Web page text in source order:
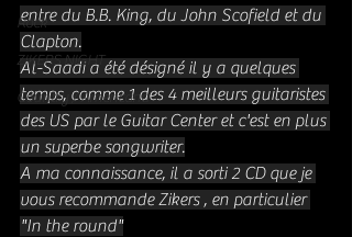
Rock
ZIKERS NIGHT
Country / Americana
entre du B.B. King, du John Scofield et du
Clapton.
Al-Saadi a été désigné il y a quelques
temps, comme 1 des 4 meilleurs guitaristes
des US par le Guitar Center et c'est en plus
un superbe songwriter.
A ma connaissance, il a sorti 2 CD que je
vous recommande Zikers , en particulier
"In the round"